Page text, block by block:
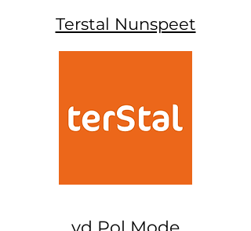
Terstal Nunspeet